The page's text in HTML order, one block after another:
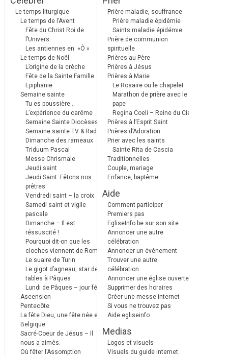
Le temps liturgique
Le temps de l’Avent
Fête du Christ Roi de
l’Univers
Les antiennes en »Ô »
Le temps de Noël
L’origine de la crèche
Fête de la Sainte Famille
Epiphanie
Semaine sainte
Tu es poussière…
L’expérience du carême
Semaine Sainte Diocèses
Semaine sainte TV & Radio
Dimanche des rameaux
Triduum Pascal
Messe Chrismale
Jeudi saint
Jeudi Saint: Fêtons nos
prêtres
Vendredi saint – la croix
Samedi saint et vigile
pascale
Dimanche – Il est
réssuscité !
Pourquoi dit-on que les
cloches viennent de Rome ?
Le suaire de Turin
Le gigot d’agneau, star des
tables à Pâques
Lundi de Pâques – jour férié
Ascension
Pentecôte
La fête Dieu, une fête née en
Belgique
Sacré-Coeur de Jésus – Il
nous a aimés.
Où fêter l’Assomption
Prière maladie, souffrance
Prière maladie épidémie
Saints maladie épidémie
Prière de communion
spirituelle
Prières au Père
Prières à Jésus
Prières à Marie
Le Rosaire ou le chapelet
Marathon de prière avec le
pape
Regina Coeli – Reine du Ciel
Prières à l’Esprit Saint
Prières d’Adoration
Prier avec les saints
Sainte Rita de Cascia
Traditionnelles
Couple, mariage
Enfance, baptême
Aide
Comment participer
Premiers pas
EgliseInfo.be sur son site
Annoncer une autre
célébration
Annoncer un évènement
Trouver une autre
célébration
Annoncer une église ouverte
Supprimer des horaires
Créer une messe internet
Si vous ne trouvez pas
Aide egliseinfo
Medias
Logos et visuels
Visuels du guide internet